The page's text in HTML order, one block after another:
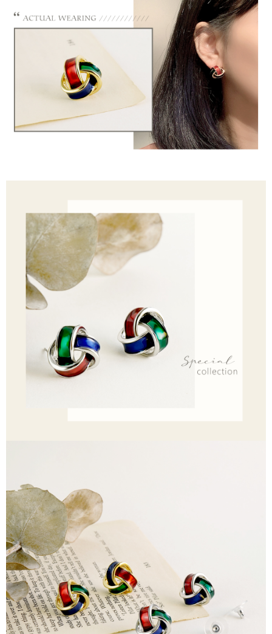
mempunyai sebarang kebimbangan mengenai pemprosesan dan
penggunaan pada data peribadi. Jika anda tidak bersetuju dengan data
peribadi yang disenaraikan seperti di atas akan dikumpul dan digunakan
oleh AFTEE, sila jangan gunakan perkhidmatan ini.